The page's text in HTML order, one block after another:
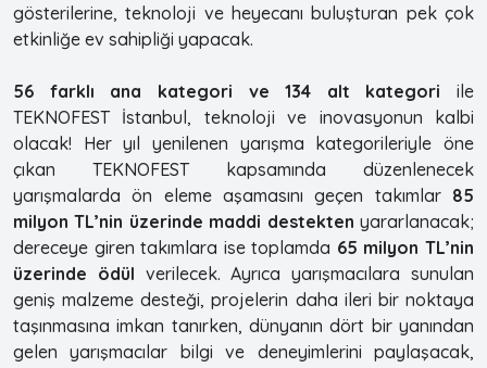
gösterilerine, teknoloji ve heyecanı buluşturan pek çok
etkinliğe ev sahipliği yapacak.
56 farklı ana kategori ve 134 alt kategori ile
TEKNOFEST İstanbul, teknoloji ve inovasyonun kalbi
olacak! Her yıl yenilenen yarışma kategorileriyle öne
çıkan TEKNOFEST kapsamında düzenlenecek
yarışmalarda ön eleme aşamasını geçen takımlar 85
milyon TL’nin üzerinde maddi destekten yararlanacak;
dereceye giren takımlara ise toplamda 65 milyon TL’nin
üzerinde ödül verilecek. Ayrıca yarışmacılara sunulan
geniş malzeme desteği, projelerin daha ileri bir noktaya
taşınmasına imkan tanırken, dünyanın dört bir yanından
gelen yarışmacılar bilgi ve deneyimlerini paylaşacak,